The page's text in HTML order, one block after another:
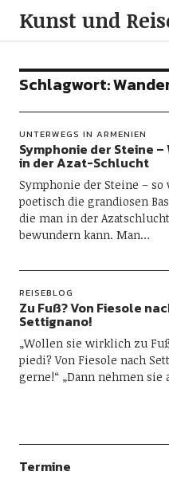
Kunst und
Schlagwort:
UNTERWEGS IN ARMENIEN
Symphonie der Steine –
in der Azat-Schlucht
Symphonie der Steine – so
poetisch die grandiosen
die man in der
bewundern kann. Man…
REISEBLOG
Zu Fuß? Von Fiesole
Settignano!
„Wollen sie wirklich zu
piedi? Von Fiesole nach
gerne!“ „Dann nehmen sie
Termine